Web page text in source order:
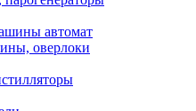
автомат
оверлоки